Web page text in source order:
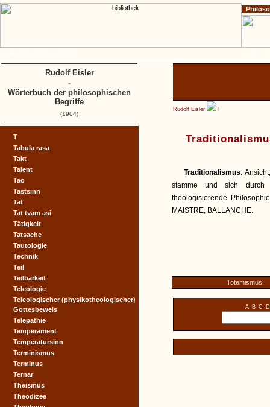
Rudolf Eisler T
Traditionalismus:
stamme und sich durch
theologisierende
MAISTRE, BALLANCHE.
Totemismus
A B C D
T
Tabula rasa
Takt
Talent
Tao
Tastsinn
Tat
Tat tvam asi
Tätigkeit
Tatsache
Tautologie
Technik
Teil
Teilbarkeit
Teleologie
Teleologischer (physikotheologischer)
Gottesbeweis
Telepathie
Temperament
Temperatursinn
Terminismus
Terminus
Ternar
Theismus
Theodizee
Rudolf Eisler
-
Wörterbuch der philosophischen
Begriffe
(1904)